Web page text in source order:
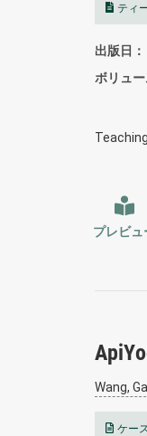
ティ
出版日
ボリュ
プレビュ
Wang,
ケース